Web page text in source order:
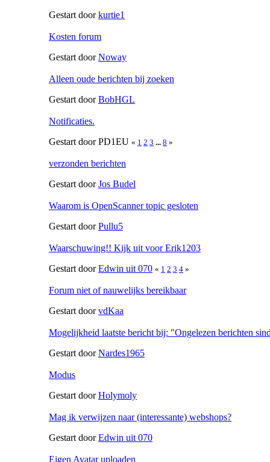
Gestart doorkurtie1
Kosten forum
Gestart doorNoway
Alleen oude berichten bij zoeken
Gestart doorBobHGL
Notificaties.
Gestart door PD1EU « 1 2 3 ... 8 »
verzonden berichten
Gestart doorJos Budel
Waarom is OpenScanner topic gesloten
Gestart doorPullu5
Waarschuwing!! Kijk uit voor Erik1203
Gestart doorEdwin uit 070 « 1 2 3 4 »
Forum niet of nauwelijks bereikbaar
Gestart doorvdKaa
Mogelijkheid laatste bericht bij: "Ongelezen berichten
Gestart doorNardes1965
Modus
Gestart doorHolymoly
Mag ik verwijzen naar (interessante) webshops?
Gestart doorEdwin uit 070
Eigen Avatar uploaden